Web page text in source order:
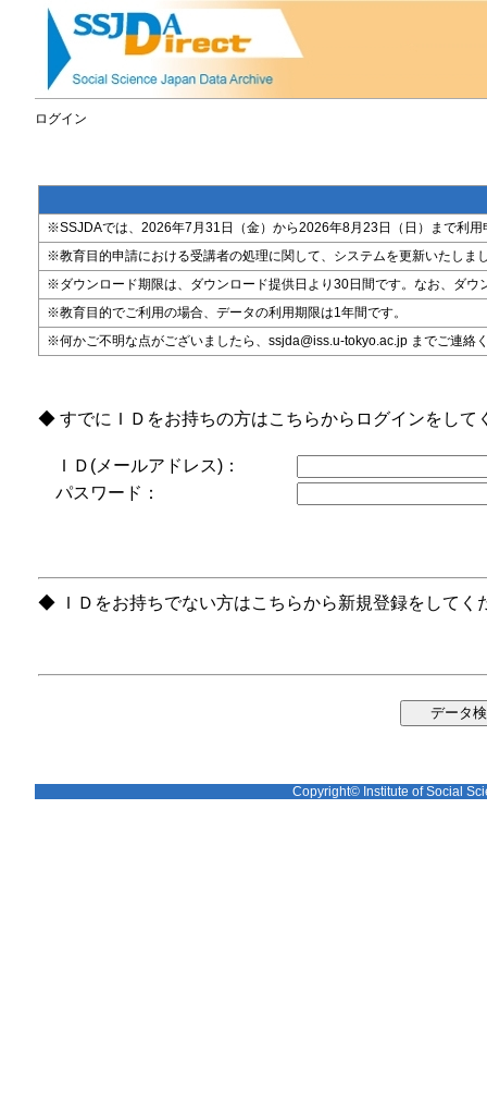
ログイン
※SSJDAでは、2026年7月31日（金）から2026年8月23日（日）まで利
※教育目的申請における受講者の処理に関して、システムを更新いたしま
※ダウンロード期限は、ダウンロード提供日より30日間です。なお、ダ
※教育目的でご利用の場合、データの利用期限は1年間です。
※何かご不明な点がございましたら、ssjda@iss.u-tokyo.ac.jp までご連絡
◆ すでにＩＤをお持ちの方はこちらからログインをして
ＩＤ(メールアドレス)：
パスワード：
◆ ＩＤをお持ちでない方はこちらから新規登録をしてく
Copyright© Institute of Social